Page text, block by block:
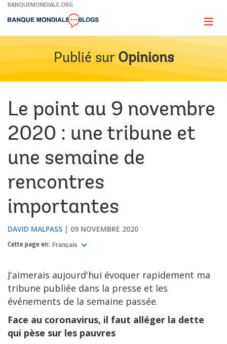
Skip
Main
BANQUEMONDIALE.ORG
Page
Publié sur Opinions
Le point au 9 novembre
2020 : une tribune et
une semaine de
rencontres
importantes
DAVID MALPASS 09 NOVEMBRE 2020
Cette page en: Français
J'aimerais aujourd'hui évoquer rapidement ma
tribune publiée dans la presse et les
événements de la semaine passée.
Face au coronavirus, il faut alléger la dette
qui pèse sur les pauvres